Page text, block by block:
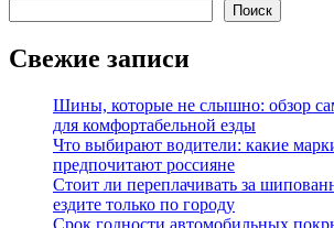
Поиск
Свежие записи
Шины, которые не слышно: обзор
для комфортабельной езды
Что выбирают водители: какие
предпочитают россияне
Стоит ли переплачивать за
ездите только по городу
Срок годности автомобильных